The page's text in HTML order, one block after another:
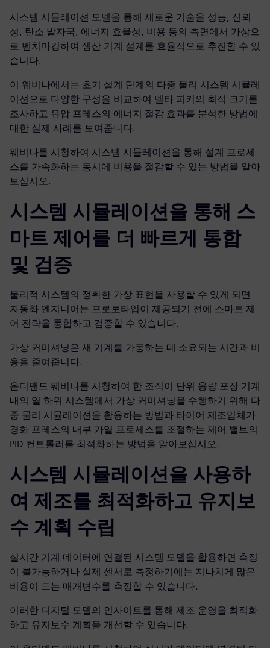
시스템 시뮬레이션 모델을 통해 새로운 기술을 성능, 신뢰
성, 탄소 발자국, 에너지 효율성, 비용 등의 측면에서 가상으
로 벤치마킹하여 생산 기계 설계를 효율적으로 추진할 수 있
습니다.
이 웨비나에서는 초기 설계 단계의 다중 물리 시스템 시뮬레
이션으로 다양한 구성을 비교하여 델타 피커의 최적 크기를
조사하고 유압 프레스의 에너지 절감 효과를 분석한 방법에
대한 실제 사례를 보여줍니다.
웨비나를 시청하여 시스템 시뮬레이션을 통해 설계 프로세
스를 가속화하는 동시에 비용을 절감할 수 있는 방법을 알아
보십시오.
시스템 시뮬레이션을 통해 스
마트 제어를 더 빠르게 통합
및 검증
물리적 시스템의 정확한 가상 표현을 사용할 수 있게 되면
자동화 엔지니어는 프로토타입이 제공되기 전에 스마트 제
어 전략을 통합하고 검증할 수 있습니다.
가상 커미셔닝은 새 기계를 가동하는 데 소요되는 시간과 비
용을 줄여줍니다.
온디맨드 웨비나를 시청하여 한 조직이 단위 용량 포장 기계
내의 열 하위 시스템에서 가상 커미셔닝을 수행하기 위해 다
중 물리 시뮬레이션을 활용하는 방법과 타이어 제조업체가
경화 프레스의 내부 가열 프로세스를 조절하는 제어 밸브의
PID 컨트롤러를 최적화하는 방법을 알아보십시오.
시스템 시뮬레이션을 사용하
여 제조를 최적화하고 유지보
수 계획 수립
실시간 기계 데이터에 연결된 시스템 모델을 활용하면 측정
이 불가능하거나 실제 센서로 측정하기에는 지나치게 많은
비용이 드는 매개변수를 측정할 수 있습니다.
이러한 디지털 모델의 인사이트를 통해 제조 운영을 최적화
하고 유지보수 계획을 개선할 수 있습니다.